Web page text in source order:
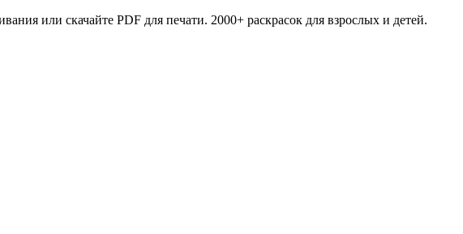
или скачайте PDF для печати. 2000+ раскрасок для взрослых и детей.